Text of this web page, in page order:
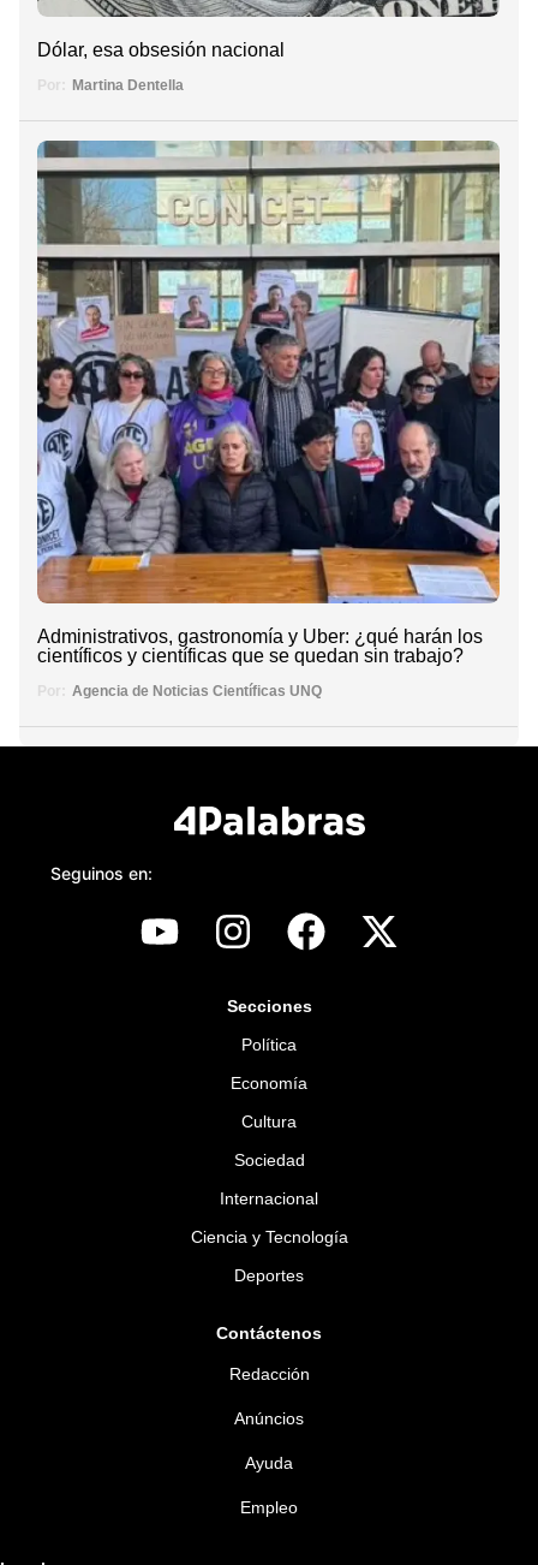
Dólar, esa obsesión nacional
Por: Martina Dentella
Administrativos, gastronomía y Uber: ¿qué harán los
científicos y científicas que se quedan sin trabajo?
Por: Agencia de Noticias Científicas UNQ
Seguinos en:
Secciones
Política
Economía
Cultura
Sociedad
Internacional
Ciencia y Tecnología
Deportes
Contáctenos
Redacción
Anúncios
Ayuda
Empleo